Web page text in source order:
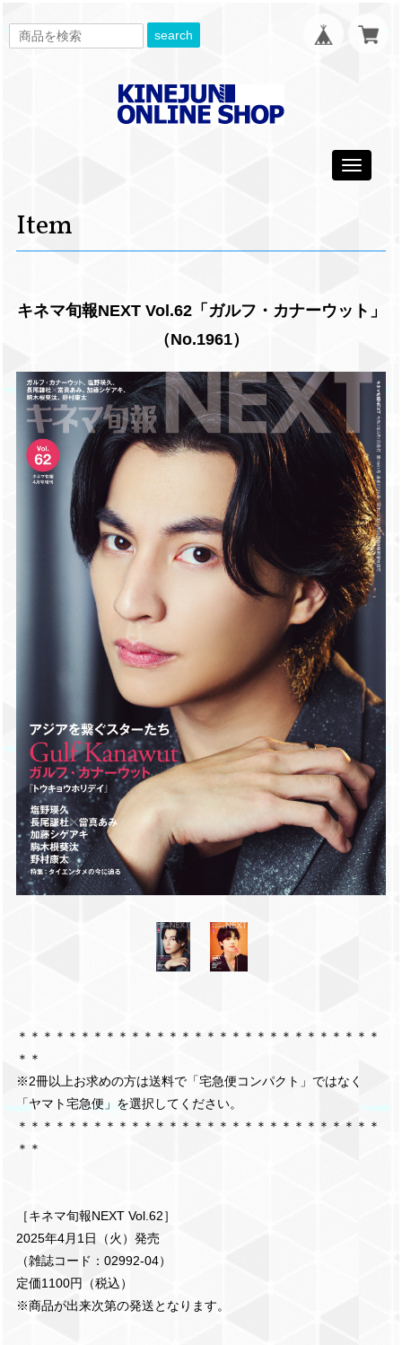
search
Toggle
Item
キネマ旬報NEXT Vol.62「ガルフ・カナーウット」
（No.1961）
＊＊＊＊＊＊＊＊＊＊＊＊＊＊＊＊＊＊＊＊＊＊＊＊＊＊＊＊＊
＊＊
※2冊以上お求めの方は送料で「宅急便コンパクト」ではなく
「ヤマト宅急便」を選択してください。
＊＊＊＊＊＊＊＊＊＊＊＊＊＊＊＊＊＊＊＊＊＊＊＊＊＊＊＊＊
＊＊
［キネマ旬報NEXT Vol.62］
2025年4月1日（火）発売
（雑誌コード：02992-04）
定価1100円（税込）
※商品が出来次第の発送となります。